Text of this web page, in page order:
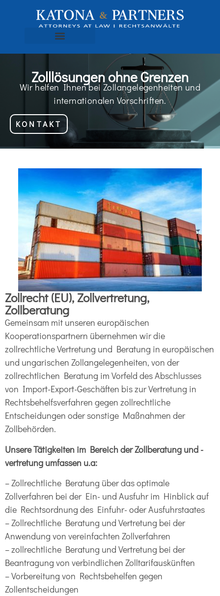
Zolllösungen ohne Grenzen
Wir helfen Ihnen bei Zollangelegenheiten und
internationalen Vorschriften.
KONTAKT
Zollrecht (EU), Zollvertretung,
Zollberatung
Gemeinsam mit unseren europäischen
Kooperationspartnern übernehmen wir die
zollrechtliche Vertretung und Beratung in europäischen
und ungarischen Zollangelegenheiten, von der
zollrechtlichen Beratung im Vorfeld des Abschlusses
von Import-Export-Geschäften bis zur Vertretung in
Rechtsbehelfsverfahren gegen zollrechtliche
Entscheidungen oder sonstige Maßnahmen der
Zollbehörden.
Unsere Tätigkeiten im Bereich der Zollberatung und -
vertretung umfassen u.a:
– Zollrechtliche Beratung über das optimale
Zollverfahren bei der Ein- und Ausfuhr im Hinblick auf
die Rechtsordnung des Einfuhr- oder Ausfuhrstaates
– Zollrechtliche Beratung und Vertretung bei der
Anwendung von vereinfachten Zollverfahren
– zollrechtliche Beratung und Vertretung bei der
Beantragung von verbindlichen Zolltarifauskünften
– Vorbereitung von Rechtsbehelfen gegen
Zollentscheidungen